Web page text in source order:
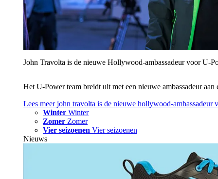
John Travolta is de nieuwe Hollywood-ambassadeur voor
Het U‑Power team breidt uit met een nieuwe ambassadeur
Lees meerjohn travolta is de nieuwe hollywood-ambassadeur
Winter Winter
Zomer Zomer
Vier seizoenen Vier seizoenen
Nieuws